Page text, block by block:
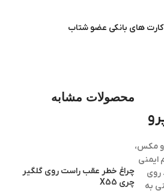
کارت های بانکی عضو شتاب
8 پرو و پرو مکس،
ایمنی
روی
به
محصولات مشابه
چراغ خطر عقب راست روی گلگیر
چری X55